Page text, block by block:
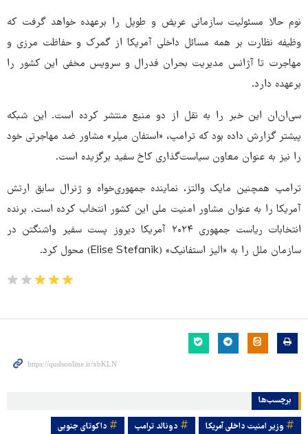
نوم حالا مسئولیت سازمانی عریض و طویل را برعهده خواهد گرفت که
وظیفه نظارت بر همه مسائل داخلی آمریکا از گمرک و حفاظت مرزی و
مهاجرت تا آژانس مدیریت بحران فدرال و سرویس مخفی این کشور را
برعهده دارد.
سی‌ان‌ان این خبر را به نقل از دو منبع منتشر کرده است. این شبکه
پیشتر گزارش داده بود که ترامپ، «استفان میلر» مشاور ضد مهاجرتی خود
را نیز به عنوان معاون سیاست‌گذاری کاخ سفید برگزیده است.
ترامپ همچنین مایک والتز، نماینده جمهوری‌خواه و ژنرال سابق ارتش
آمریکا را به عنوان مشاور امنیت ملی این کشور انتخاب کرده است. برنده
انتخابات ریاست جمهوری ۲۰۲۴ آمریکا دیروز پست سفیر واشنگتن در
سازمان ملل را به «الیز استفانیک» (Elise Stefanik) محول کرد.
برچسب‌ها
وزیر امنیت داخلی آمریکا دونالد ترامپ داکوتای جنوبی